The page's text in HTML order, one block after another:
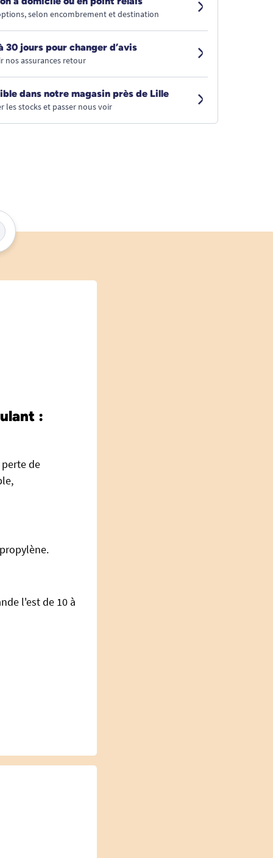
selon encombrement et destination
30 jours pour changer d’avis
nos assurances retour
dans notre magasin près de Lille
les stocks et passer nous voir
:
de
l'est de 10 à